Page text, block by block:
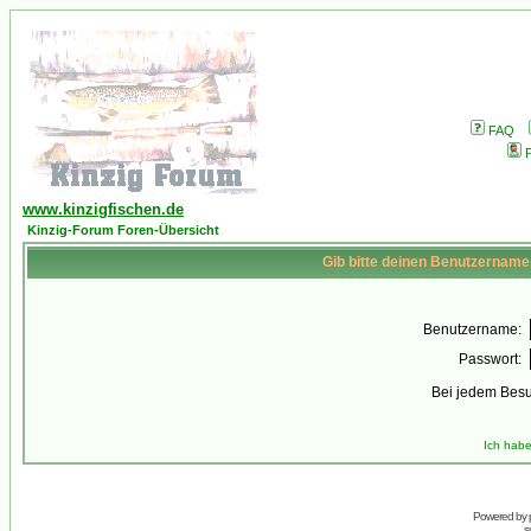
FAQ
www.kinzigfischen.de
Kinzig-Forum Foren-Übersicht
Gib bitte deinen
Benutzername:
Passwort:
Bei jedem
Ich
Powered by